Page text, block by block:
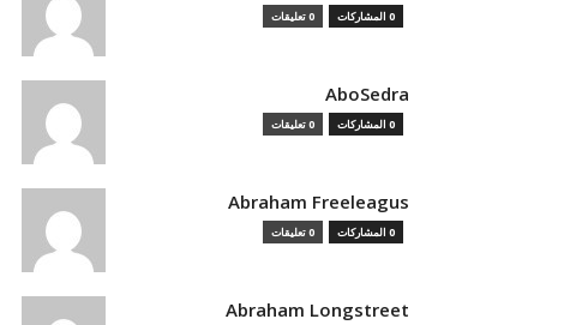
0 المشاركات 0 تعليقات
AboSedra
0 المشاركات 0 تعليقات
Abraham Freeleagus
0 المشاركات 0 تعليقات
Abraham Longstreet